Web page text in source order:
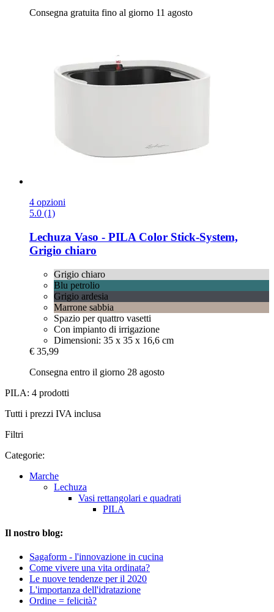
Consegna gratuita fino al giorno 11 agosto
4 opzioni
5.0 (1)
Lechuza Vaso -​ PILA Color Stick-​System,
Grigio chiaro
Grigio chiaro
Blu petrolio
Grigio ardesia
Marrone sabbia
Spazio per quattro vasetti
Con impianto di irrigazione
Dimensioni: 35 x 35 x 16,6 cm
€ 35,99
Consegna entro il giorno 28 agosto
PILA: 4 prodotti
Tutti i prezzi IVA inclusa
Filtri
Categorie:
Marche
Lechuza
Vasi rettangolari e quadrati
PILA
Il nostro blog:
Sagaform - l'innovazione in cucina
Come vivere una vita ordinata?
Le nuove tendenze per il 2020
L'importanza dell'idratazione
Ordine = felicità?